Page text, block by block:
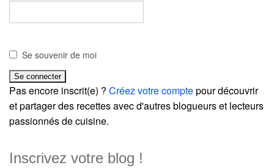
Se souvenir de moi
Pas encore inscrit(e) ? Créez votre comptepour découvrir
et partager des recettes avec d'autres blogueurs et lecteurs
passionnés de cuisine.
Inscrivez votre blog !